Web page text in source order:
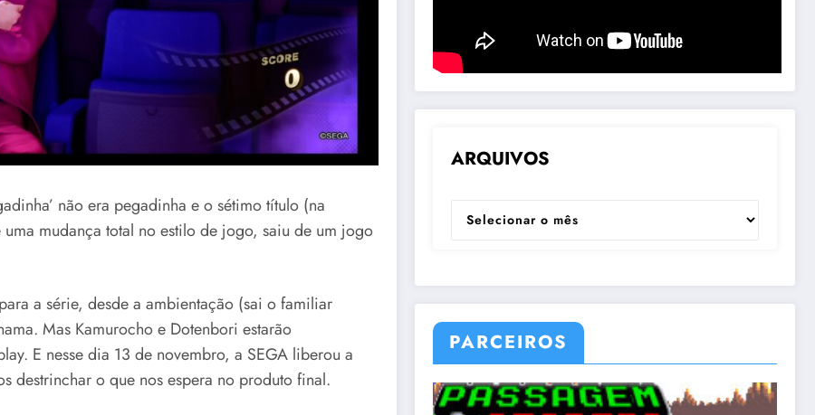
não era pegadinha e o sétimo título (na
mudança total no estilo de jogo, saiu de um jogo
a série, desde a ambientação (sai o familiar
Mas Kamurocho e Dotenbori estarão
E nesse dia 13 de novembro, a SEGA liberou a
destrinchar o que nos espera no produto final.
ARQUIVOS
ARQUIVOS
PARCEIROS